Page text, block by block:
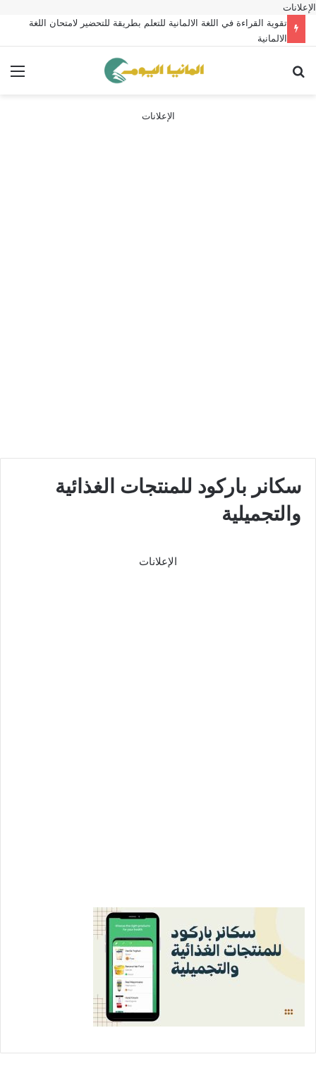
الإعلانات
تقوية القراءة في اللغة الالمانية للتعلم بطريقة للتحضير لامتحان اللغة
الالمانية
الإعلانات
سكانر باركود للمنتجات الغذائية
والتجميلية
الإعلانات